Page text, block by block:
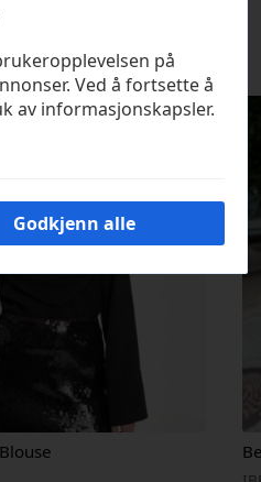
på
Ved å fortsette å
av informasjonskapsler.
Godkjenn alle